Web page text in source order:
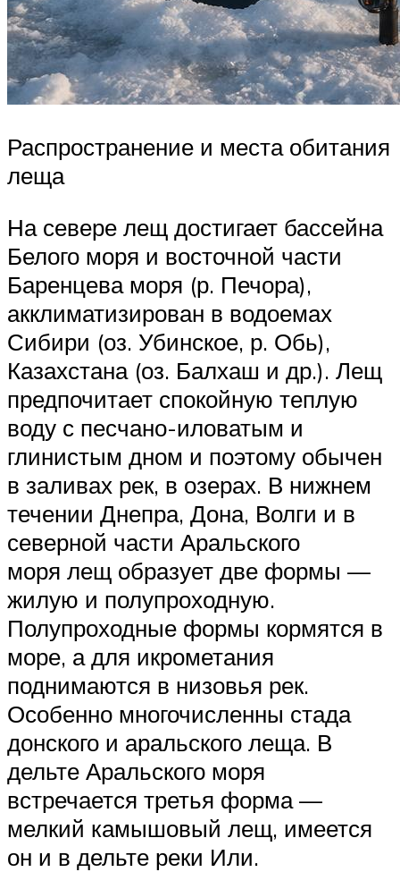
Распространение и места обитания
леща
На севере лещ достигает бассейна
Белого моря и восточной части
Баренцева моря (р. Печора),
акклиматизирован в водоемах
Сибири (оз. Убинское, р. Обь),
Казахстана (оз. Балхаш и др.). Лещ
предпочитает спокойную теплую
воду с песчано-иловатым и
глинистым дном и поэтому обычен
в заливах рек, в озерах. В нижнем
течении Днепра, Дона, Волги и в
северной части Аральского
моря лещ образует две формы —
жилую и полупроходную.
Полупроходные формы кормятся в
море, а для икрометания
поднимаются в низовья рек.
Особенно многочисленны стада
донского и аральского леща. В
дельте Аральского моря
встречается третья форма —
мелкий камышовый лещ, имеется
он и в дельте реки Или.